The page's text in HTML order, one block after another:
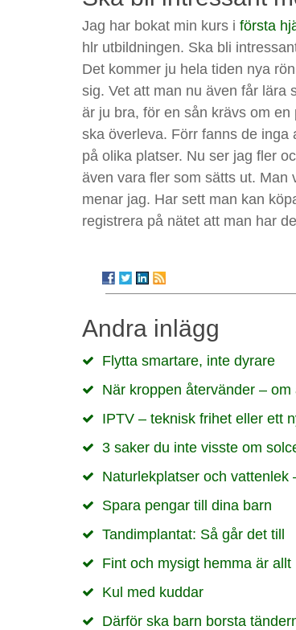
Jag har bokat min kurs i första
hlr utbildningen. Ska bli
Det kommer ju hela tiden nya
sig. Vet att man nu även får lära
är ju bra, för en sån krävs om
ska överleva. Förr fanns de inga
på olika platser. Nu ser jag fler
även vara fler som sätts ut. Man
menar jag. Har sett man kan
registrera på nätet att man har
Andra inlägg
Flytta smartare, inte dyrare
När kroppen återvänder –
IPTV – teknisk frihet eller ett
3 saker du inte visste om
Naturlekplatser och
Spara pengar till dina barn
Tandimplantat: Så går det till
Fint och mysigt hemma är allt
Kul med kuddar
Därför ska barn borsta